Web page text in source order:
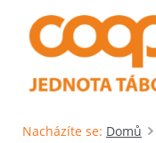
Nacházíte se: Domů